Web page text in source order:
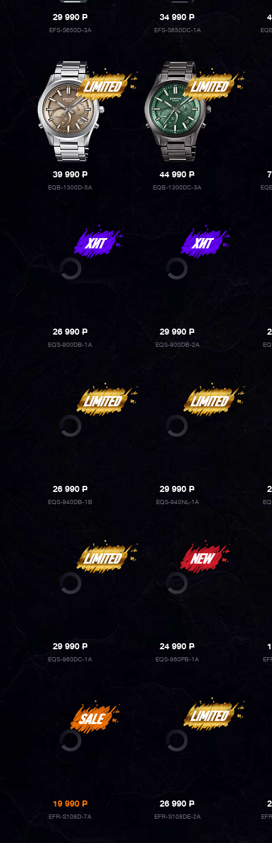
29 990P
EFS-S650D-3A
34 990P
EFS-S650DC-1A
39 990P
EQB-1300D-5A
44 990P
EQB-1300DC-3A
26 990P
EQS-900DB-1A
29 990P
EQS-900DB-2A
26 990P
EQS-940DB-1B
29 990P
EQS-940NL-1A
29 990P
EQS-960DC-1A
24 990P
EQS-960PB-1A
19 990P
EFR-S108D-7A
26 990P
EFR-S108DE-2A